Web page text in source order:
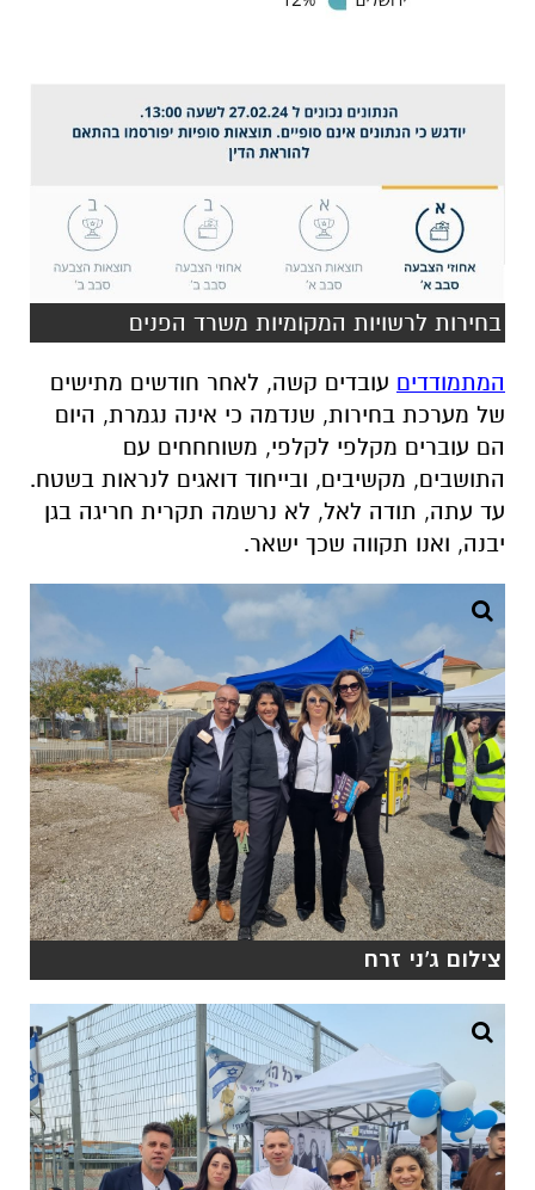
בחירות לרשויות המקומיות משרד הפנים
המתמודדים עובדים קשה, לאחר חודשים מתישים
של מערכת בחירות, שנדמה כי אינה נגמרת, היום
הם עוברים מקלפי לקלפי, משוחחחים עם
התושבים, מקשיבים, ובייחוד דואגים לנראות בשטח.
עד עתה, תודה לאל, לא נרשמה תקרית חריגה בגן
יבנה, ואנו תקווה שכך ישאר.
צילום ג'ני זרח